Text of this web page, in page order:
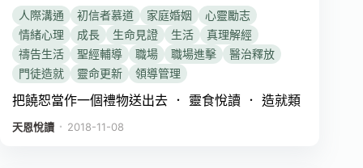
人際溝通 初信者慕道 家庭婚姻
心靈勵志
情緒心理
成長 生命見證 生活
真理解經
禱告生活
聖經輔導 職場 職場進擊
醫治釋放
門徒造就
靈命更新 領導管理
把饒恕當作一個禮物送出去 ． 靈食悅讀 ． 造就類
天恩悅讀 ． 2018-11-08